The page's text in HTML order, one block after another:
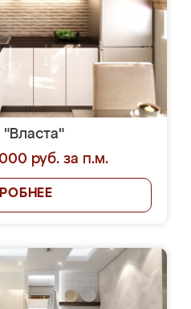
"Власта"
руб. за п.м.